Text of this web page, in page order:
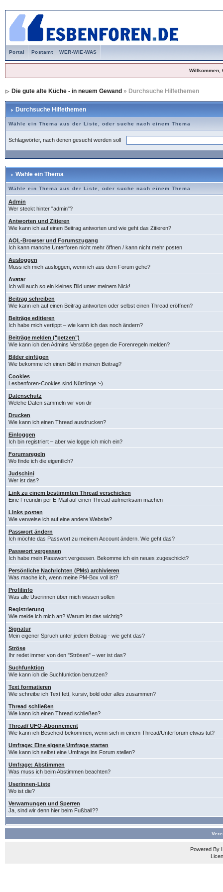
Portal Postamt WER-WIE-WAS
Willkommen,
Die gute alte Küche - in neuem Gewand » Durchsuche Hilfethemen
Durchsuche Hilfethemen
Wähle ein Thema aus der Liste, oder suche nach einem Thema
Schlagwörter, nach denen gesucht werden soll
Wähle ein Thema
Wähle ein Thema aus der Liste, oder suche nach einem Thema
Admin
Wer steckt hinter "admin"?
Antworten und Zitieren
Wie kann ich auf einen Beitrag antworten und wie geht das Zitieren?
AOL-Browser und Forumszugang
Ich kann manche Unterforen nicht mehr öffnen / kann nicht mehr posten
Ausloggen
Muss ich mich ausloggen, wenn ich aus dem Forum gehe?
Avatar
Ich will auch so ein kleines Bild unter meinem Nick!
Beitrag schreiben
Wie kann ich auf einen Beitrag antworten oder selbst einen Thread eröffnen?
Beiträge editieren
Ich habe mich vertippt – wie kann ich das noch ändern?
Beiträge melden ("petzen")
Wie kann ich den Admins Verstöße gegen die Forenregeln melden?
Bilder einfügen
Wie bekomme ich einen Bild in meinen Beitrag?
Cookies
Lesbenforen-Cookies sind Nützlinge :-)
Datenschutz
Welche Daten sammeln wir von dir
Drucken
Wie kann ich einen Thread ausdrucken?
Einloggen
Ich bin registriert – aber wie logge ich mich ein?
Forumsregeln
Wo finde ich die eigentlich?
Judschini
Wer ist das?
Link zu einem bestimmten Thread verschicken
Eine Freundin per E-Mail auf einen Thread aufmerksam machen
Links posten
Wie verweise ich auf eine andere Website?
Passwort ändern
Ich möchte das Passwort zu meinem Account ändern. Wie geht das?
Passwort vergessen
Ich habe mein Passwort vergessen. Bekomme ich ein neues zugeschickt?
Persönliche Nachrichten (PMs) archivieren
Was mache ich, wenn meine PM-Box voll ist?
Profilinfo
Was alle Userinnen über mich wissen sollen
Registrierung
Wie melde ich mich an? Warum ist das wichtig?
Signatur
Mein eigener Spruch unter jedem Beitrag - wie geht das?
Ströse
Ihr redet immer von den "Strösen" – wer ist das?
Suchfunktion
Wie kann ich die Suchfunktion benutzen?
Text formatieren
Wie schreibe ich Text fett, kursiv, bold oder alles zusammen?
Thread schließen
Wie kann ich einen Thread schließen?
Thread/ UFO-Abonnement
Wie kann ich Bescheid bekommen, wenn sich in einem Thread/Unterforum etwas tut?
Umfrage: Eine eigene Umfrage starten
Wie kann ich selbst eine Umfrage ins Forum stellen?
Umfrage: Abstimmen
Was muss ich beim Abstimmen beachten?
Userinnen-Liste
Wo ist die?
Verwarnungen und Sperren
Ja, sind wir denn hier beim Fußball??
Powered By